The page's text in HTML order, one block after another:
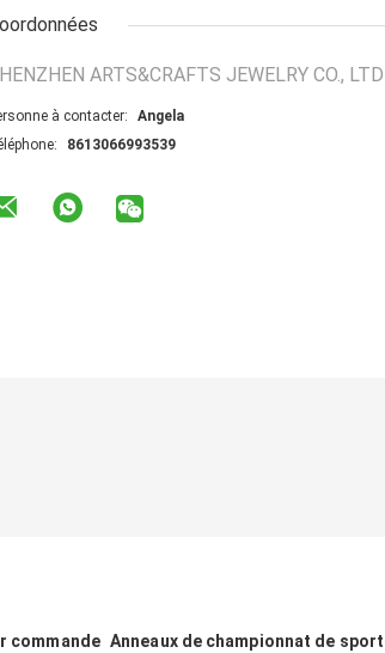
ARTS&CRAFTS JEWELRY CO., LTD
à contacter:
Angela
8613066993539
commande Anneaux de championnat de